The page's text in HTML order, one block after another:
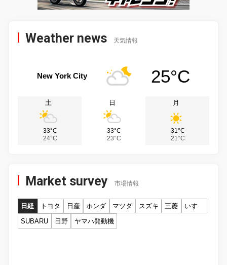
Weather news 天気情報
New York City 25°C
土
33°C
24°C
日
33°C
23°C
月
31°C
21°C
Market survey 市場情報
日経 トヨタ 日産 ホンダ マツダ スズキ 三菱
いすゞ
SUBARU
日野 ヤマハ発動機